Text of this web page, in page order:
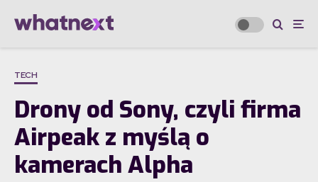
TECH
Drony od Sony, czyli firma
Airpeak z myślą o
kamerach Alpha